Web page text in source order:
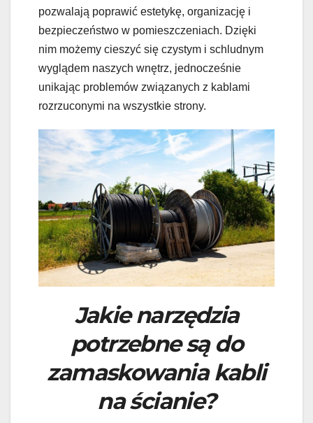
pozwalają poprawić estetykę, organizację i
bezpieczeństwo w pomieszczeniach. Dzięki
nim możemy cieszyć się czystym i schludnym
wyglądem naszych wnętrz, jednocześnie
unikając problemów związanych z kablami
rozrzuconymi na wszystkie strony.
Jakie narzędzia
potrzebne są do
zamaskowania kabli
na ścianie?